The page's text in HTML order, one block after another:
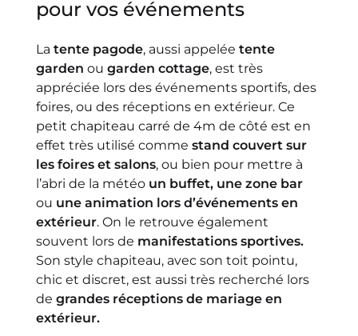
pour vos événements
La tente pagode, aussi appelée tente
garden ou garden cottage, est très
appréciée lors des événements sportifs, des
foires, ou des réceptions en extérieur. Ce
petit chapiteau carré de 4m de côté est en
effet très utilisé comme stand couvert sur
les foires et salons, ou bien pour mettre à
l’abri de la météo un buffet, une zone bar
ou une animation lors d’événements en
extérieur. On le retrouve également
souvent lors de manifestations sportives.
Son style chapiteau, avec son toit pointu,
chic et discret, est aussi très recherché lors
de grandes réceptions de mariage en
extérieur.